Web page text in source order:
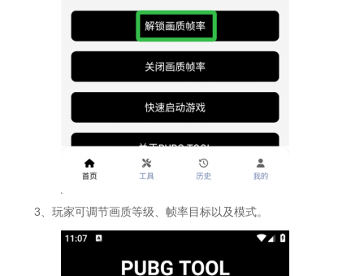
3、玩家可调节画质等级、帧率目标以及模式。